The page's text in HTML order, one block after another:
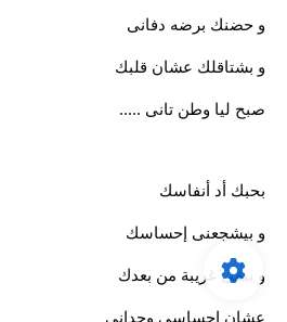
و حضنك برضه دفانى
و بشتاقلك عشان قلبك
صبح ليا وطن تانى .....
بحبك أد أنفاسك
و بيشجعنى إحساسك
و ببقى غريبة من بعدك
عشان إحساسى وحدانى